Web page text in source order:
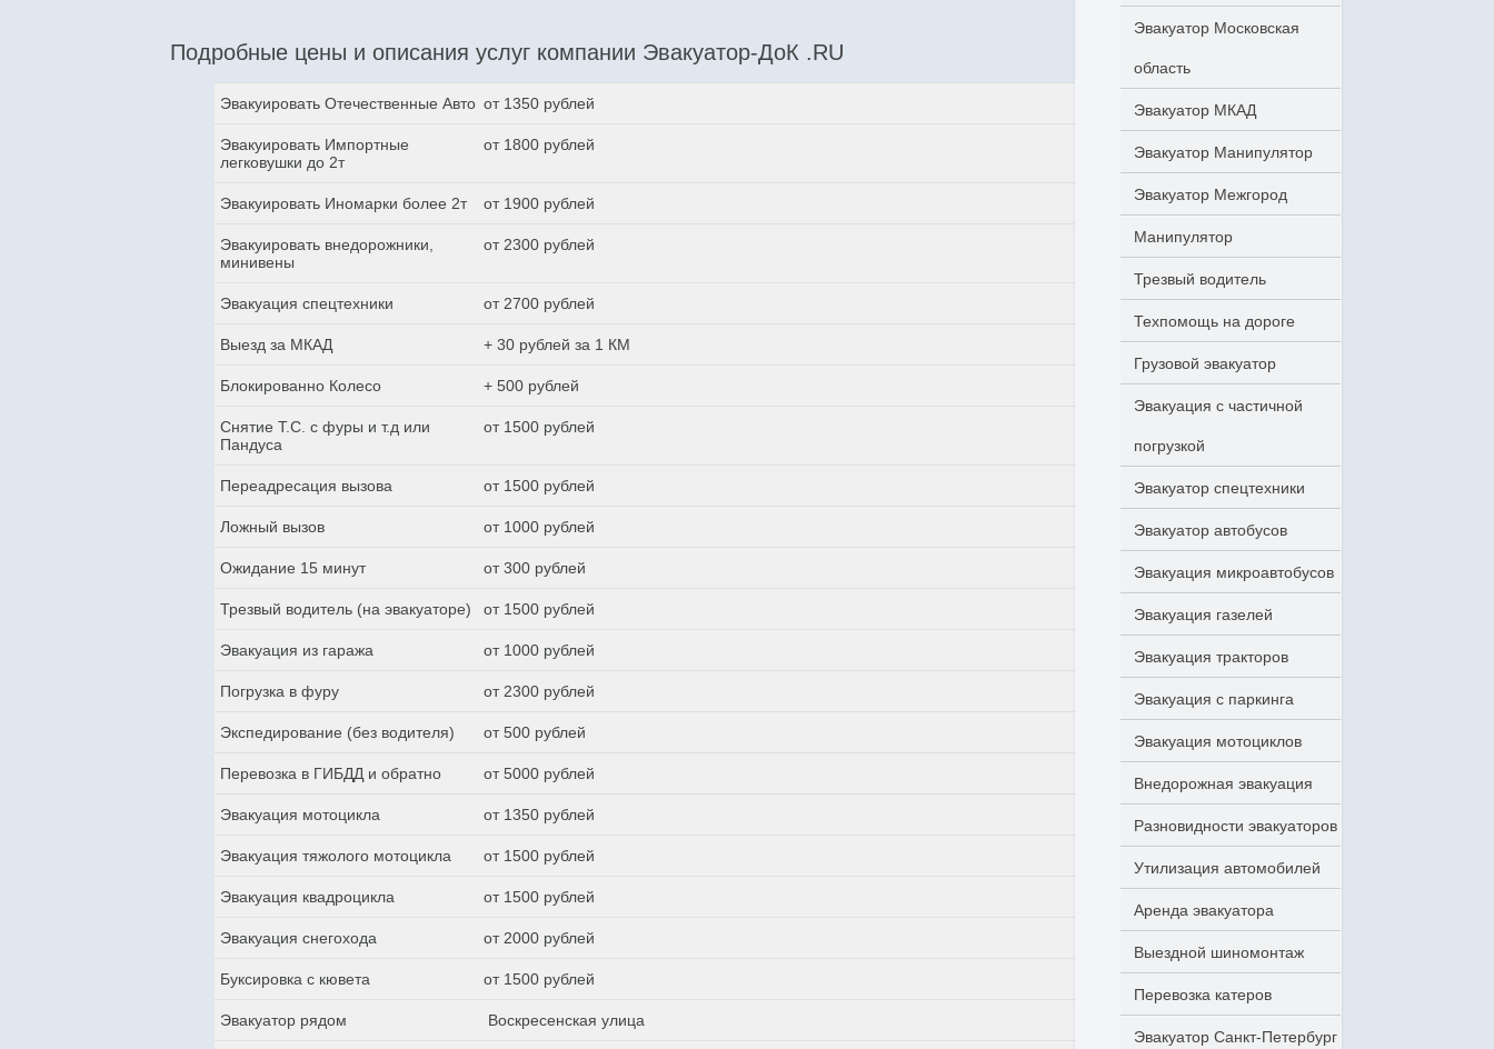
Подробные цены и описания услуг компании Эвакуатор-ДоК .RU
Эвакуировать Отечественные Авто от 1350 рублей
Эвакуировать Импортные
легковушки до 2т
от 1800 рублей
Эвакуировать Иномарки более 2т от 1900 рублей
Эвакуировать внедорожники,
минивены
от 2300 рублей
Эвакуация спецтехники от 2700 рублей
Выезд за МКАД + 30 рублей за 1 КМ
Блокированно Колесо + 500 рублей
Снятие Т.С. с фуры и т.д или
Пандуса
от 1500 рублей
Переадресация вызова от 1500 рублей
Ложный вызов от 1000 рублей
Ожидание 15 минут от 300 рублей
Трезвый водитель (на эвакуаторе) от 1500 рублей
Эвакуация из гаража от 1000 рублей
Погрузка в фуру от 2300 рублей
Экспедирование (без водителя) от 500 рублей
Перевозка в ГИБДД и обратно от 5000 рублей
Эвакуация мотоцикла от 1350 рублей
Эвакуация тяжолого мотоцикла от 1500 рублей
Эвакуация квадроцикла от 1500 рублей
Эвакуация снегохода от 2000 рублей
Буксировка с кювета от 1500 рублей
Эвакуатор рядом Воскресенская улица
Эвакуатор Московская
область
Эвакуатор МКАД
Эвакуатор Манипулятор
Эвакуатор Межгород
Манипулятор
Трезвый водитель
Техпомощь на дороге
Грузовой эвакуатор
Эвакуация с частичной
погрузкой
Эвакуатор спецтехники
Эвакуатор автобусов
Эвакуация микроавтобусов
Эвакуация газелей
Эвакуация тракторов
Эвакуация с паркинга
Эвакуация мотоциклов
Внедорожная эвакуация
Разновидности эвакуаторов
Утилизация автомобилей
Аренда эвакуатора
Выездной шиномонтаж
Перевозка катеров
Эвакуатор Санкт-Петербург